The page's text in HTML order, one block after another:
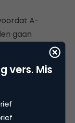
A-
gaan
van Unilever
All Things Hair
(platform
jaren al
vorm van
te begrijpen
vers. Mis